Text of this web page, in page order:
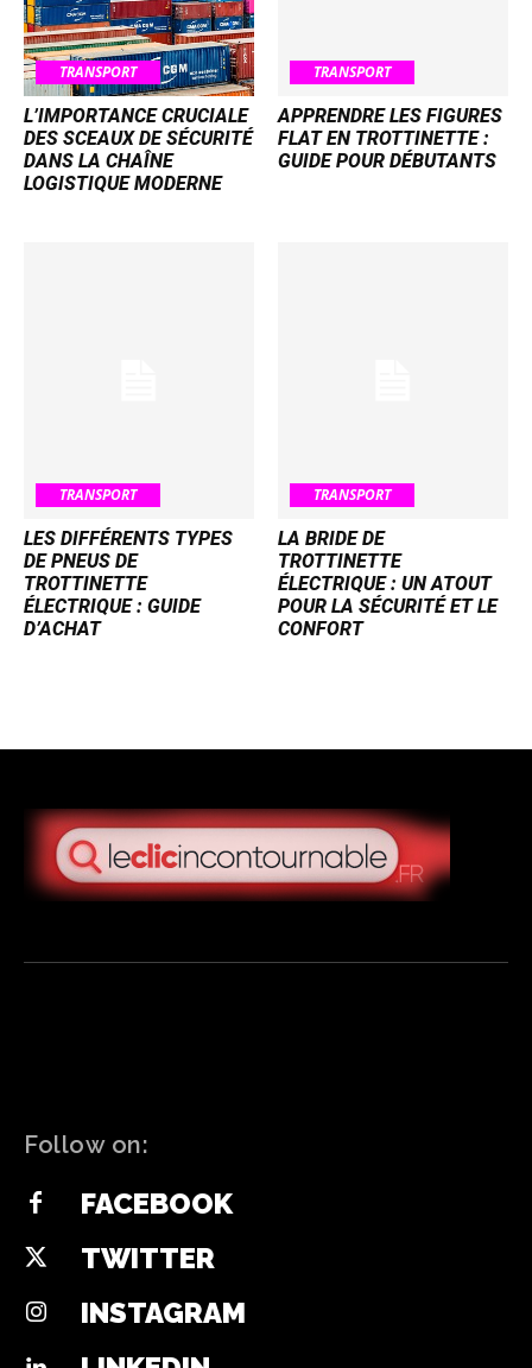
TRANSPORT
L’IMPORTANCE CRUCIALE
DES SCEAUX DE SÉCURITÉ
DANS LA CHAÎNE
LOGISTIQUE MODERNE
TRANSPORT
APPRENDRE LES FIGURES
FLAT EN TROTTINETTE :
GUIDE POUR DÉBUTANTS
TRANSPORT
LES DIFFÉRENTS TYPES
DE PNEUS DE
TROTTINETTE
ÉLECTRIQUE : GUIDE
D’ACHAT
TRANSPORT
LA BRIDE DE
TROTTINETTE
ÉLECTRIQUE : UN ATOUT
POUR LA SÉCURITÉ ET LE
CONFORT
Follow on:
FACEBOOK
TWITTER
INSTAGRAM